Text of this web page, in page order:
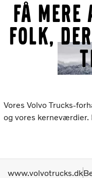
FÅ MERE
FOLK,
Vores Volvo Trucks-
og vores kerneværdier.
www.volvotrucks.dk